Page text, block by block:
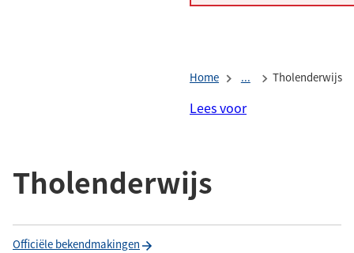
Home ... Tholenderwijs
Lees voor
Tholenderwijs
Officiële bekendmakingen